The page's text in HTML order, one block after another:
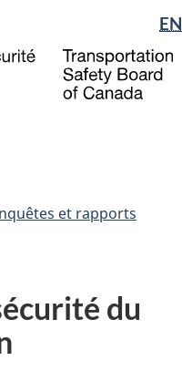
EN
et rapports
du